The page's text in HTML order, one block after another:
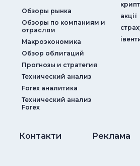
Обзоры рынка
Обзоры по компаниям и
отраслям
Макроэкономика
Обзор облигаций
Прогнозы и стратегия
Технический анализ
Forex аналитика
Технический анализ
Forex
акції
Контакти Реклама